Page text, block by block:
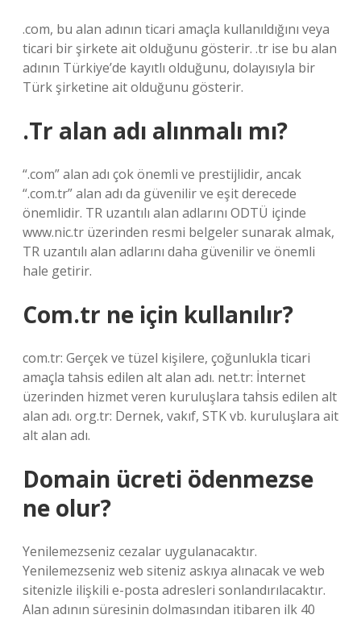
.com, bu alan adının ticari amaçla kullanıldığını veya
ticari bir şirkete ait olduğunu gösterir. .tr ise bu alan
adının Türkiye’de kayıtlı olduğunu, dolayısıyla bir
Türk şirketine ait olduğunu gösterir.
.Tr alan adı alınmalı mı?
“.com” alan adı çok önemli ve prestijlidir, ancak
“.com.tr” alan adı da güvenilir ve eşit derecede
önemlidir. TR uzantılı alan adlarını ODTÜ içinde
www.nic.tr üzerinden resmi belgeler sunarak almak,
TR uzantılı alan adlarını daha güvenilir ve önemli
hale getirir.
Com.tr ne için kullanılır?
com.tr: Gerçek ve tüzel kişilere, çoğunlukla ticari
amaçla tahsis edilen alt alan adı. net.tr: İnternet
üzerinden hizmet veren kuruluşlara tahsis edilen alt
alan adı. org.tr: Dernek, vakıf, STK vb. kuruluşlara ait
alt alan adı.
Domain ücreti ödenmezse
ne olur?
Yenilemezseniz cezalar uygulanacaktır.
Yenilemezseniz web siteniz askıya alınacak ve web
sitenizle ilişkili e-posta adresleri sonlandırılacaktır.
Alan adının süresinin dolmasından itibaren ilk 40